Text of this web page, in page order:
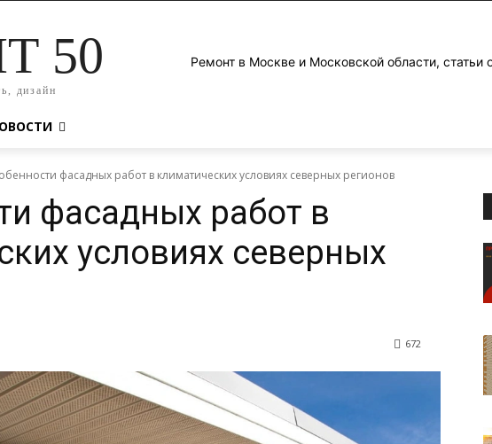
50
дизайн
Ремонт в Москве и Московской области, статьи
фасадных работ в климатических условиях северных регионов
фасадных работ в
условиях северных
672